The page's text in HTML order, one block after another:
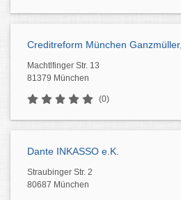
Creditreform München Ganzmüller,
Machtlfinger Str. 13
81379 München
(0)
Dante INKASSO e.K.
Straubinger Str. 2
80687 München